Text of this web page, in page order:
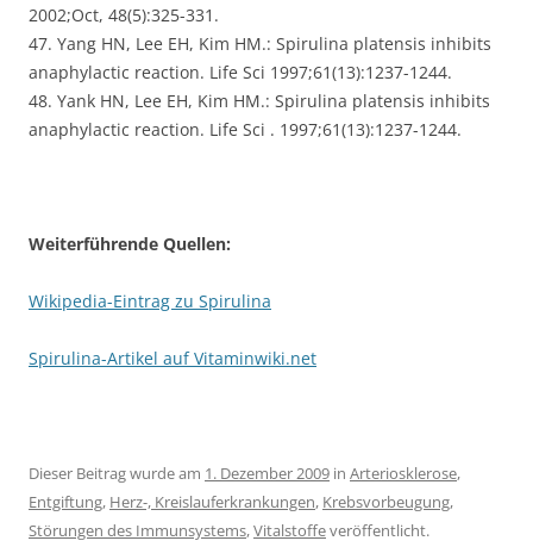
2002;Oct, 48(5):325-331.
47. Yang HN, Lee EH, Kim HM.: Spirulina platensis inhibits
anaphylactic reaction. Life Sci 1997;61(13):1237-1244.
48. Yank HN, Lee EH, Kim HM.: Spirulina platensis inhibits
anaphylactic reaction. Life Sci . 1997;61(13):1237-1244.
Weiterführende Quellen:
Wikipedia-Eintrag zu Spirulina
Spirulina-Artikel auf Vitaminwiki.net
Dieser Beitrag wurde am 1. Dezember 2009 in Arteriosklerose,
Entgiftung, Herz-, Kreislauferkrankungen, Krebsvorbeugung,
Störungen des Immunsystems,Vitalstoffeveröffentlicht.